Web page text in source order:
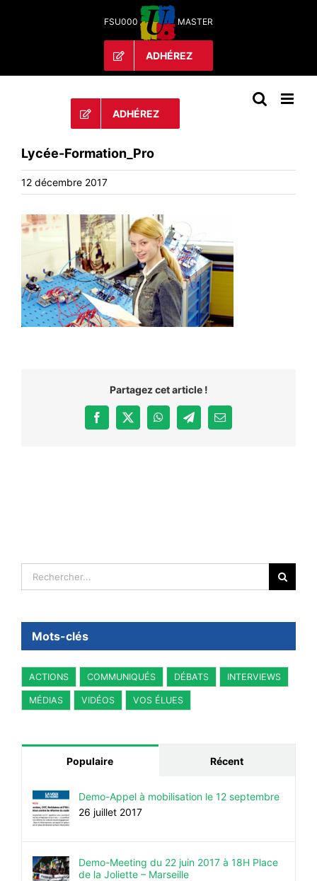
FSU000 MASTER
ADHÉREZ
ADHÉREZ
Lycée-Formation_Pro
12 décembre 2017
Partagez cet article !
Facebook
X WhatsAppTelegramEmail
Rechercher:
Mots-clés
ACTIONS COMMUNIQUÉS DÉBATS INTERVIEWS
MÉDIAS VIDÉOS VOS ÉLUES
Populaire Récent
Demo-Appel à mobilisation le 12 septembre
26 juillet 2017
Demo-Meeting du 22 juin 2017 à 18H Place
de la Joliette – Marseille